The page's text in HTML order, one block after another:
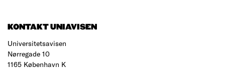
KONTAKT UNIAVISEN
Universitetsavisen
Nørregade 10
1165 København K